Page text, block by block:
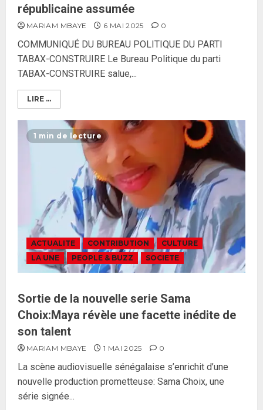
républicaine assumée
MARIAM MBAYE 6 MAI 2025 0
COMMUNIQUÉ DU BUREAU POLITIQUE DU PARTI
TABAX-CONSTRUIRE Le Bureau Politique du parti
TABAX-CONSTRUIRE salue,...
LIRE ...
1 min de lecture
ACTUALITE CONTRIBUTION
CULTURE
LA UNE
PEOPLE & BUZZ SOCIETE
Sortie de la nouvelle serie Sama
Choix:Maya révèle une facette inédite de
son talent
MARIAM MBAYE 1 MAI 2025 0
La scène audiovisuelle sénégalaise s’enrichit d’une
nouvelle production prometteuse: Sama Choix, une
série signée...